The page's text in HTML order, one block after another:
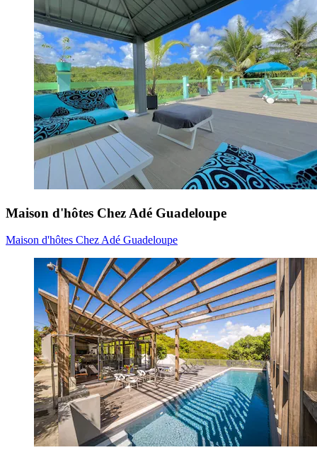
Maison d'hôtes Chez Adé Guadeloupe
Maison d'hôtes Chez Adé Guadeloupe